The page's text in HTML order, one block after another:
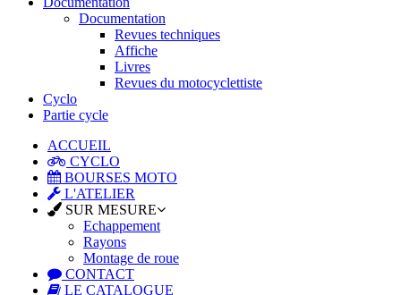
Documentation
Revues techniques
Affiche
Livres
Revues du motocyclettiste
Cyclo
Partie cycle
ACCUEIL
CYCLO
BOURSES MOTO
L'ATELIER
SUR MESURE
Echappement
Rayons
Montage de roue
CONTACT
LE CATALOGUE